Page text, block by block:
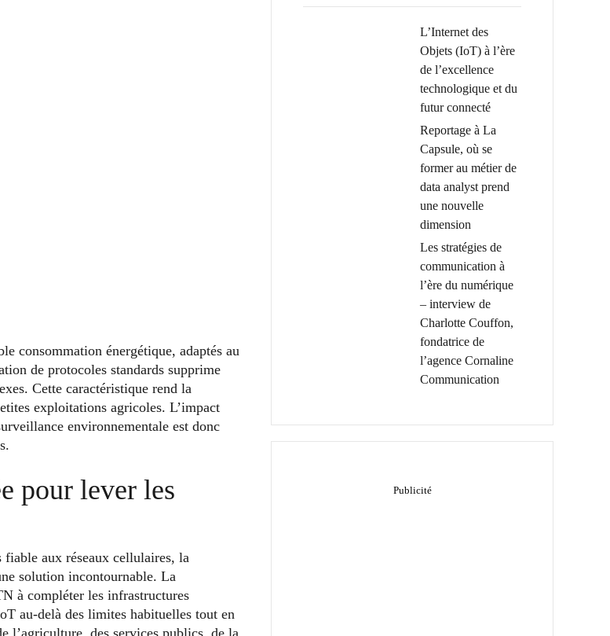
consommation énergétique, adaptés au
de protocoles standards supprime
Cette caractéristique rend la
exploitations agricoles. L’impact
environnementale est donc
pour lever les
fiable aux réseaux cellulaires, la
solution incontournable. La
à compléter les infrastructures
au-delà des limites habituelles tout en
l’agriculture, des services publics, de la
L’Internet des
Objets (IoT) à l’ère
de l’excellence
technologique et du
futur connecté
Reportage à La
Capsule, où se
former au métier de
data analyst prend
une nouvelle
dimension
Les stratégies de
communication à
l’ère du numérique
– interview de
Charlotte Couffon,
fondatrice de
l’agence Cornaline
Communication